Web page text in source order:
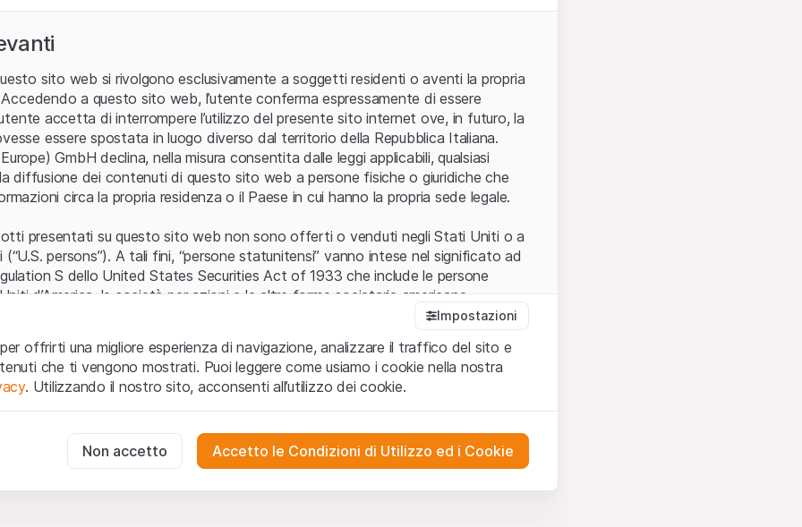
Errore del server.
sito web si rivolgono esclusivamente a soggetti residenti o aventi la propria
a questo sito web, l’utente conferma espressamente di essere
accetta di interrompere l’utilizzo del presente sito internet ove, in futuro, la
essere spostata in luogo diverso dal territorio della Repubblica Italiana.
GmbH declina, nella misura consentita dalle leggi applicabili, qualsiasi
diffusione dei contenuti di questo sito web a persone fisiche o giuridiche che
circa la propria residenza o il Paese in cui hanno la propria sede legale.
presentati su questo sito web non sono offerti o venduti negli Stati Uniti o a
persons”). A tali fini, “persone statunitensi” vanno intese nel significato ad
S dello United States Securities Act of 1933 che include le persone
d’America, le società per azioni e le altre forme societarie americane.
web (di seguito, il “Sito”) si dichiara di aver compreso e di accettare le
avvertenze importanti e le condizioni di utilizzo ivi rese disponibili. Nel caso in
utilizzonon siano accettate, l’utente è tenuto ad interrompere l’utilizzo del
o invito ad acquistare
i dati, i servizi, gli strumenti, i documenti (i “Contenuti del Sito”) contenuti o
web hanno esclusivamente finalità informative e non rappresentano né
Impostazioni
offrirti una migliore esperienza di navigazione, analizzare il traffico del sito e
che ti vengono mostrati. Puoi leggere come usiamo i cookie nella nostra
. Utilizzando il nostro sito, acconsenti all’utilizzo dei cookie.
per il funzionamento del sito web e non possono essere disattivati.
Non accetto Accetto le Condizioni di Utilizzo ed i Cookie